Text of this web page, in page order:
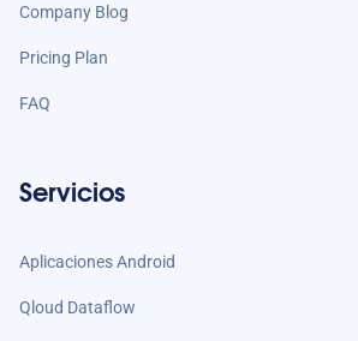
Company Blog
Pricing Plan
FAQ
Servicios
Aplicaciones Android
Qloud Dataflow